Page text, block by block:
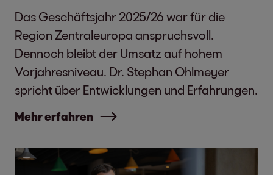
Das Geschäftsjahr 2025/26 war für die
Region Zentraleuropa anspruchsvoll.
Dennoch bleibt der Umsatz auf hohem
Vorjahresniveau. Dr. Stephan Ohlmeyer
spricht über Entwicklungen und Erfahrungen.
Mehr erfahren